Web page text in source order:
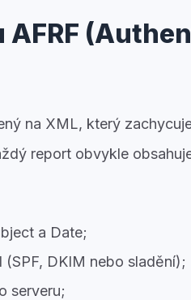
na XML, který
report obvykle
a Date;
DKIM nebo sladění);
serveru;